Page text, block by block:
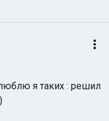
я таких : решил